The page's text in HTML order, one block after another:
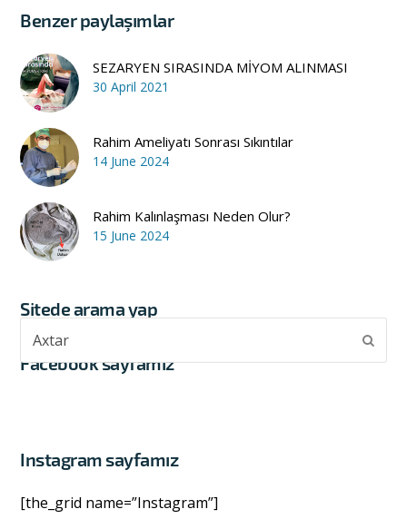
Benzer paylaşımlar
SEZARYEN SIRASINDA MİYOM ALINMASI
30 April 2021
Rahim Ameliyatı Sonrası Sıkıntılar
14 June 2024
Rahim Kalınlaşması Neden Olur?
15 June 2024
Sitede arama yap
Facebook sayfamız
Instagram sayfamız
[the_grid name=”Instagram”]